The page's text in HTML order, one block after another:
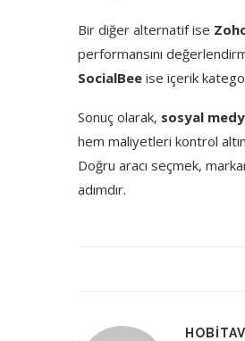
Bir diğer alternatif ise
performansını
SocialBee ise içerik
Sonuç olarak, sosyal
hem maliyetleri kontrol
Doğru aracı seçmek,
adımdır.